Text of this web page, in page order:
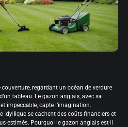
regardant un océan de verdure
tableau. Le gazon anglais, avec sa
impeccable, capte l’imagination.
idyllique se cachent des coûts financiers et
estimés. Pourquoi le gazon anglais est-il